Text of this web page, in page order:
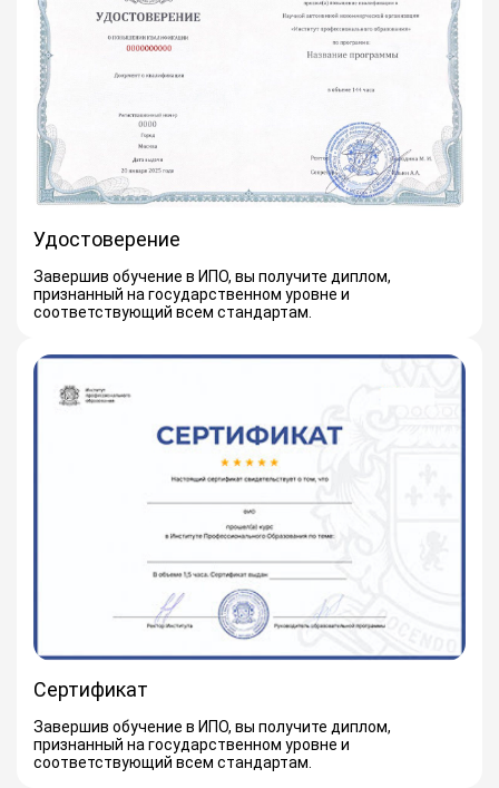
Удостоверение
Завершив обучение в ИПО, вы получите диплом,
признанный на государственном уровне и
соответствующий всем стандартам.
Сертификат
Завершив обучение в ИПО, вы получите диплом,
признанный на государственном уровне и
соответствующий всем стандартам.